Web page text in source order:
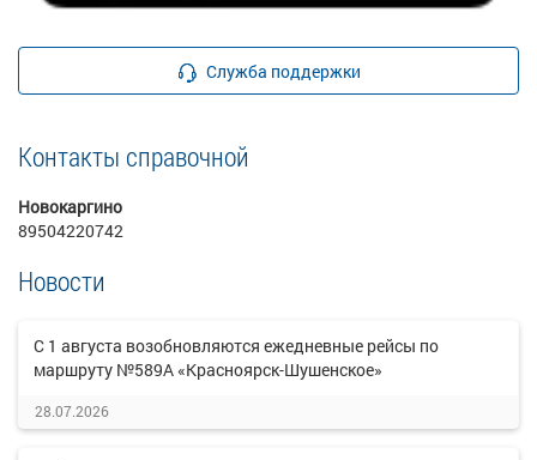
Служба поддержки
Контакты справочной
Новокаргино
89504220742
Новости
С 1 августа возобновляются ежедневные рейсы по
маршруту №589А «Красноярск-Шушенское»
28.07.2026